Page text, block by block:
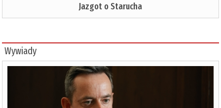
Jazgot o Starucha
Wywiady